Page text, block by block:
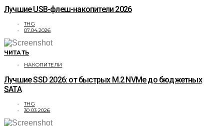
Лучшие USB-флеш-накопители 2026
THG
07.04.2026
ЧИТАТЬ
НАКОПИТЕЛИ
Лучшие SSD 2026: от быстрых M.2 NVMe до бюджетных
SATA
THG
30.03.2026